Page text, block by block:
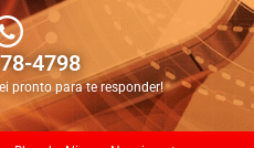
4798
pronto para te responder!